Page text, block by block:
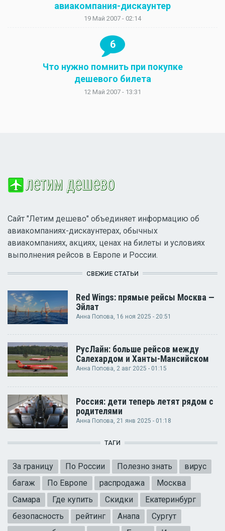
авиакомпания-дискаунтер
19 Май 2007 - 02:14
6
Что нужно помнить при покупке
дешевого билета
12 Май 2007 - 13:31
Сайт "Летим дешево" объединяет информацию об
авиакомпаниях-дискаунтерах, обычных
авиакомпаниях, акциях, ценах на билеты и условиях
выполнения рейсов в Европе и России.
СВЕЖИЕ СТАТЬИ
Red Wings: прямые рейсы Москва —
Эйлат
Анна Попова , 16 ноя 2025 - 20:51
РусЛайн: больше рейсов между
Салехардом и Ханты-Мансийском
Анна Попова, 2 авг 2025 - 01:15
Россия: дети теперь летят рядом с
родителями
Анна Попова , 21 янв 2025 - 01:18
ТАГИ
За границу По России Полезно знать
вирус
багаж
По Европе распродажа
Москва
Самара
Где купить Скидки
Екатеринбург
безопасность
рейтинг Анапа
Сургут